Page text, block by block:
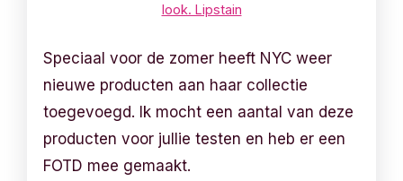
look. Lipstain
Speciaal voor de zomer heeft NYC weer
nieuwe producten aan haar collectie
toegevoegd. Ik mocht een aantal van deze
producten voor jullie testen en heb er een
FOTD mee gemaakt.